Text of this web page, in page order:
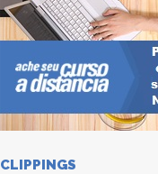
CLIPPINGS